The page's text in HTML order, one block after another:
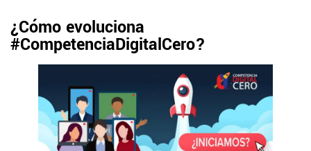
¿Cómo evoluciona
#CompetenciaDigitalCero?